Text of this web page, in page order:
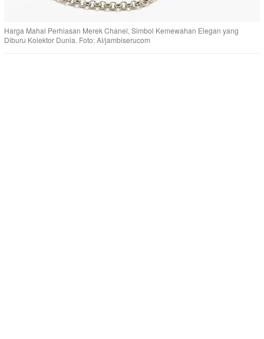
Harga Mahal Perhiasan Merek Chanel, Simbol Kemewahan Elegan yang
Diburu Kolektor Dunia. Foto: AI/jambiserucom